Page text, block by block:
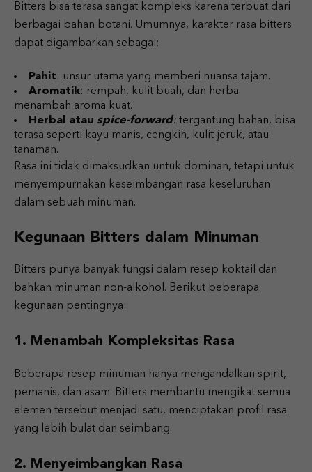
Bitters bisa terasa sangat kompleks karena terbuat dari
berbagai bahan botani. Umumnya, karakter rasa bitters
dapat digambarkan sebagai:
Pahit: unsur utama yang memberi nuansa tajam.
Aromatik: rempah, kulit buah, dan herba
menambah aroma kuat.
Herbal atau spice-forward: tergantung bahan, bisa
terasa seperti kayu manis, cengkih, kulit jeruk, atau
tanaman.
Rasa ini tidak dimaksudkan untuk dominan, tetapi untuk
menyempurnakan keseimbangan rasa keseluruhan
dalam sebuah minuman.
Kegunaan Bitters dalam Minuman
Bitters punya banyak fungsi dalam resep koktail dan
bahkan minuman non-alkohol. Berikut beberapa
kegunaan pentingnya:
1. Menambah Kompleksitas Rasa
Beberapa resep minuman hanya mengandalkan spirit,
pemanis, dan asam. Bitters membantu mengikat semua
elemen tersebut menjadi satu, menciptakan profil rasa
yang lebih bulat dan seimbang.
2. Menyeimbangkan Rasa